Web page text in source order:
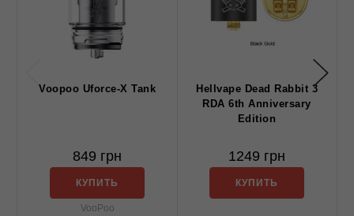
Voopoo Uforce-X Tank
849 грн
КУПИТЬ
VooPoo
Hellvape Dead Rabbit 3
RDA 6th Anniversary
Edition
1249 грн
КУПИТЬ